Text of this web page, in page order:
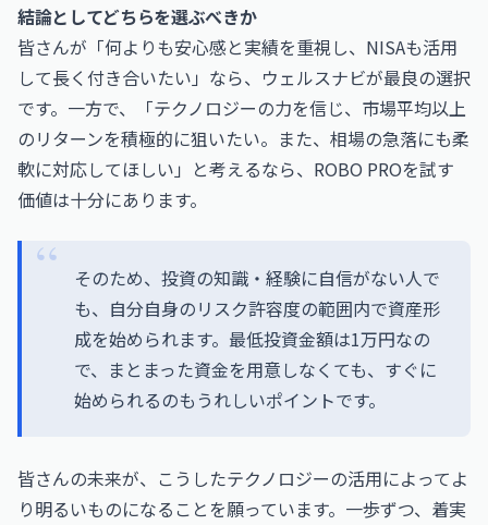
結論としてどちらを選ぶべきか
皆さんが「何よりも安心感と実績を重視し、NISAも活用
して長く付き合いたい」なら、ウェルスナビが最良の選択
です。一方で、「テクノロジーの力を信じ、市場平均以上
のリターンを積極的に狙いたい。また、相場の急落にも柔
軟に対応してほしい」と考えるなら、ROBO PROを試す
価値は十分にあります。
そのため、投資の知識・経験に自信がない人で
も、自分自身のリスク許容度の範囲内で資産形
成を始められます。最低投資金額は1万円なの
で、まとまった資金を用意しなくても、すぐに
始められるのもうれしいポイントです。
皆さんの未来が、こうしたテクノロジーの活用によってよ
り明るいものになることを願っています。一歩ずつ、着実